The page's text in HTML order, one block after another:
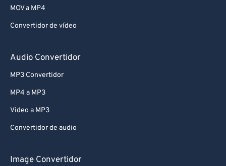
MOV a MP4
Convertidor de vídeo
Audio Convertidor
MP3 Convertidor
MP4 a MP3
Video a MP3
Convertidor de audio
Image Convertidor